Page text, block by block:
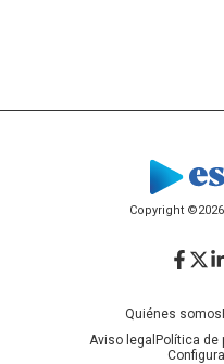
Copyright
Quiénes somos
Aviso legal Política de